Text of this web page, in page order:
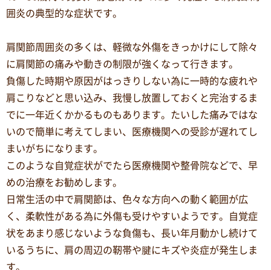
囲炎の典型的な症状です。
肩関節周囲炎の多くは、軽微な外傷をきっかけにして除々
に肩関節の痛みや動きの制限が強くなって行きます。
負傷した時期や原因がはっきりしない為に一時的な疲れや
肩こりなどと思い込み、我慢し放置しておくと完治するま
でに一年近くかかるものもあります。たいした痛みではな
いので簡単に考えてしまい、医療機関への受診が遅れてし
まいがちになります。
このような自覚症状がでたら医療機関や整骨院などで、早
めの治療をお勧めします。
日常生活の中で肩関節は、色々な方向への動く範囲が広
く、柔軟性がある為に外傷も受けやすいようです。自覚症
状をあまり感じないような負傷も、長い年月動かし続けて
いるうちに、肩の周辺の靭帯や腱にキズや炎症が発生しま
す。